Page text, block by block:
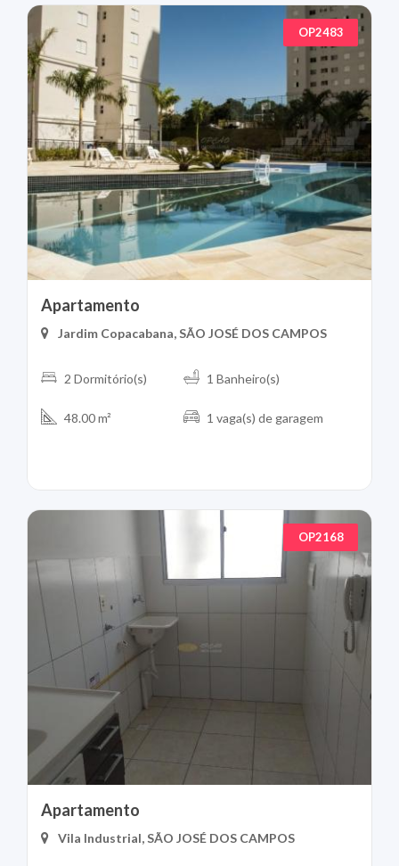
OP2483
Apartamento
Jardim Copacabana, SÃO JOSÉ DOS CAMPOS
2 Dormitório(s) 1 Banheiro(s)
48.00 m² 1 vaga(s) de garagem
OP2168
Apartamento
Vila Industrial, SÃO JOSÉ DOS CAMPOS